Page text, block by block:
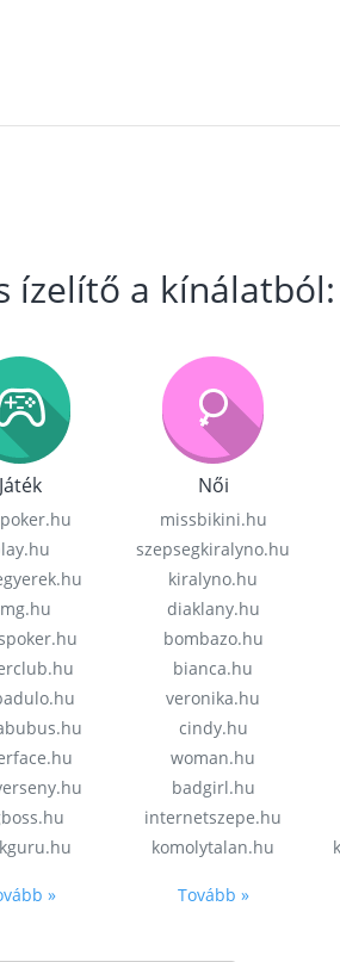
ízelítő a kínálatból:
Játék
»
Női
missbikini.hu
szepsegkiralyno.hu
kiralyno.hu
diaklany.hu
bombazo.hu
bianca.hu
veronika.hu
cindy.hu
woman.hu
badgirl.hu
internetszepe.hu
komolytalan.hu
Tovább »